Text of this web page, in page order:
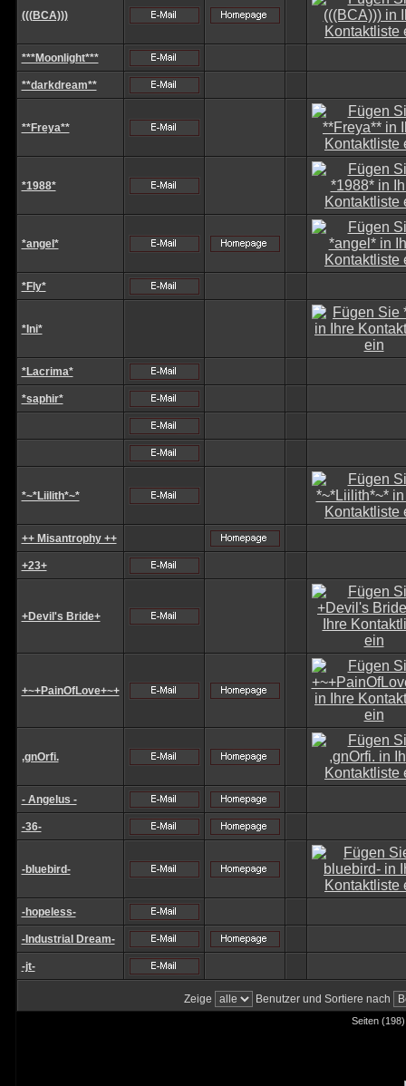
(((BCA)))
***Moonlight***
**darkdream**
**Freya**
*1988*
*angel*
*Fly*
*Ini*
*Lacrima*
*saphir*
*~*Liilith*~*
++ Misantrophy ++
+23+
+Devil's Bride+
+~+PainOfLove+~+
,gnOrfi.
- Angelus -
-36-
-bluebird-
-hopeless-
-Industrial Dream-
-jt-
Zeige Benutzer und Sortiere nach
Seiten